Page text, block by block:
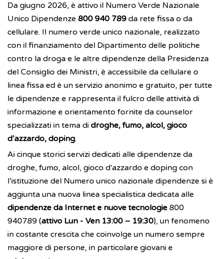
Da giugno 2026, è attivo il Numero Verde Nazionale
Unico Dipendenze 800 940 789 da rete fissa o da
cellulare. Il numero verde unico nazionale, realizzato
con il finanziamento del Dipartimento delle politiche
contro la droga e le altre dipendenze della Presidenza
del Consiglio dei Ministri, è accessibile da cellulare o
linea fissa ed è un servizio anonimo e gratuito, per tutte
le dipendenze e rappresenta il fulcro delle attività di
informazione e orientamento fornite da counselor
specializzati in tema di droghe, fumo, alcol, gioco
d’azzardo, doping.
Ai cinque storici servizi dedicati alle dipendenze da
droghe, fumo, alcol, gioco d'azzardo e doping con
l’istituzione del Numero unico nazionale dipendenze si è
aggiunta una nuova linea specialistica dedicata alle
dipendenze da Internet e nuove tecnologie 800
940789 (attivo Lun - Ven 13:00 – 19:30), un fenomeno
in costante crescita che coinvolge un numero sempre
maggiore di persone, in particolare giovani e